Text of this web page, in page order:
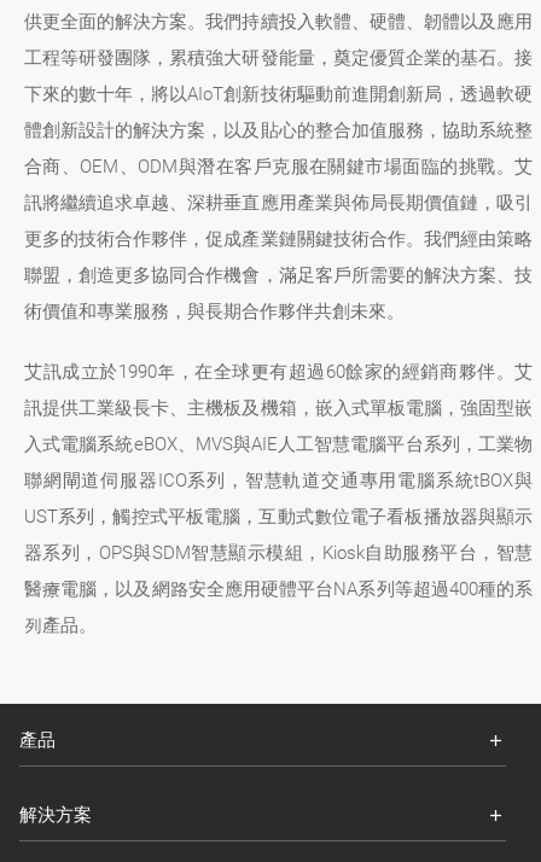
供更全面的解決方案。我們持續投入軟體、硬體、韌體以及應用
工程等研發團隊，累積強大研發能量，奠定優質企業的基石。接
下來的數十年，將以AIoT創新技術驅動前進開創新局，透過軟硬
體創新設計的解決方案，以及貼心的整合加值服務，協助系統整
合商、OEM、ODM與潛在客戶克服在關鍵市場面臨的挑戰。艾
訊將繼續追求卓越、深耕垂直應用產業與佈局長期價值鏈，吸引
更多的技術合作夥伴，促成產業鏈關鍵技術合作。我們經由策略
聯盟，創造更多協同合作機會，滿足客戶所需要的解決方案、技
術價值和專業服務，與長期合作夥伴共創未來。
艾訊成立於1990年，在全球更有超過60餘家的經銷商夥伴。艾
訊提供工業級長卡、主機板及機箱，嵌入式單板電腦，強固型嵌
入式電腦系統eBOX、MVS與AIE人工智慧電腦平台系列，工業物
聯網閘道伺服器ICO系列，智慧軌道交通專用電腦系統tBOX與
UST系列，觸控式平板電腦，互動式數位電子看板播放器與顯示
器系列，OPS與SDM智慧顯示模組，Kiosk自助服務平台，智慧
醫療電腦，以及網路安全應用硬體平台NA系列等超過400種的系
列產品。
產品
解決方案